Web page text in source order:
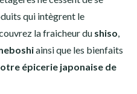
qui intègrent le
la fraicheur du shiso
ainsi que les bienfaits
épicerie japonaise de